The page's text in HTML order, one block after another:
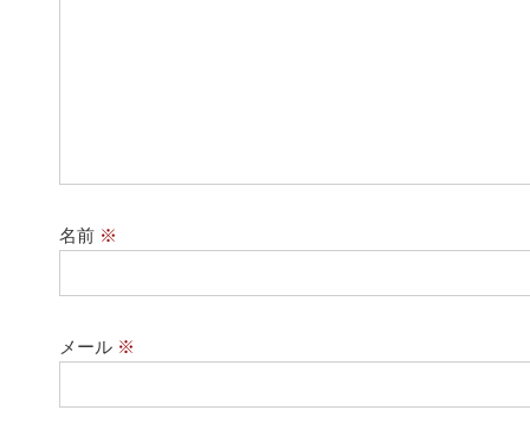
名前 ※
メール ※